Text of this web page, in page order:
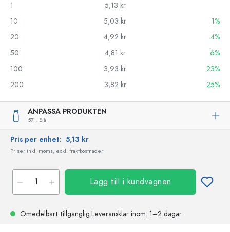
1
5,13 kr
10
5,03 kr
1%
20
4,92 kr
4%
50
4,81 kr
6%
100
3,93 kr
23%
200
3,82 kr 25%
ANPASSA PRODUKTEN
57 , Blå
Pris per enhet: 5,13 kr
Priser inkl. moms, exkl. fraktkostnader
Lägg till i kundvagnen
Omedelbart tillgänglig.Leveransklar inom: 1–2 dagar